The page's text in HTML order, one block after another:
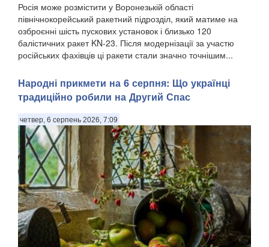
Росія може розмістити у Воронезькій області
північнокорейський ракетний підрозділ, який матиме на
озброєнні шість пускових установок і близько 120
балістичних ракет KN-23. Після модернізації за участю
російських фахівців ці ракети стали значно точнішим...
Народні прикмети на 6 серпня: Що українці
традиційно робили на Другий Спас
четвер, 6 серпень 2026, 7:09